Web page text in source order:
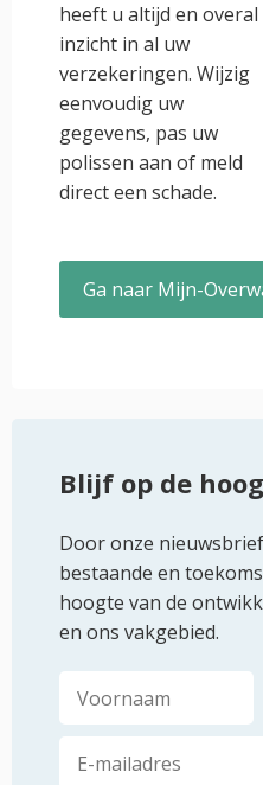
heeft u altijd en overal
inzicht in al uw
verzekeringen. Wijzig
eenvoudig uw
gegevens, pas uw
polissen aan of meld
direct een schade.
Ga naar Mijn-
Blijf op de
Door onze
bestaande en
hoogte van de
en ons vakgebied.